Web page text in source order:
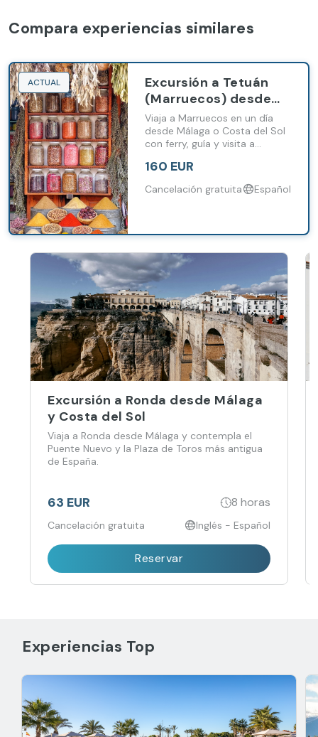
Compara experiencias similares
ACTUAL
Excursión a Tetuán
(Marruecos) desde
Málaga y Costa del
Sol
Viaja a Marruecos en un día
desde Málaga o Costa del Sol
con ferry, guía y visita a
160 EUR
Cancelación gratuita Español
Excursión a Ronda desde Málaga
y Costa del Sol
Viaja a Ronda desde Málaga y contempla el
Puente Nuevo y la Plaza de Toros más antigua
de España.
63 EUR 8 horas
Cancelación gratuita Inglés - Español
Reservar
Experiencias Top